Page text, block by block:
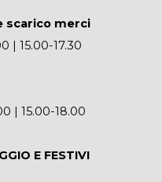
scarico merci
| 15.00-17.30
| 15.00-18.00
E FESTIVI